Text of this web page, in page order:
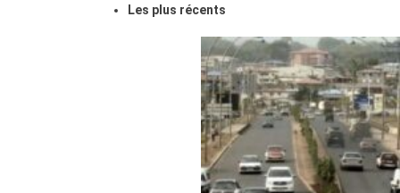
Les plus récents